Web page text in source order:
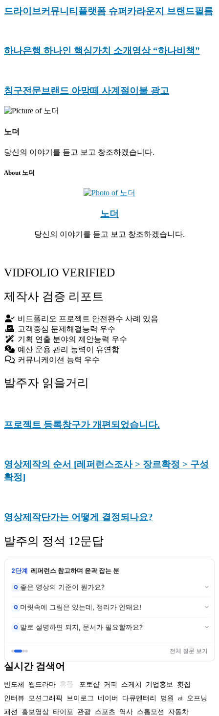
드라이브커뮤니티플랫폼 슈퍼카라운지 브랜드필름
하나은행 하나인 핵심가치 소개영상 “하나비책”
침구전문브랜드 아망떼 사계절이불 광고
노더
당신의 이야기를 듣고 보고 창조하겠습니다.
About 노더
노더
당신의 이야기를 듣고 보고 창조하겠습니다.
VIDFOLIO VERIFIED
제작사 검증 리포트
비드폴리오 프로젝트 안전완수 사례 있음
고객중심 문제해결능력 우수
기획 연출 분야의 제안능력 우수
예산 운용 관리 능력이 유연함
커뮤니케이션 능력 우수
발주자 읽을거리
프로젝트 등록창구가 개편되었습니다.
영상제작의 순서 [레퍼런스조사 > 장르확정 > 구성
확정]
영상제작단가는 어떻게 결정되나요?
발주의 정석 12문답
3단계 기획이 뚜렷해진 분
Q 레퍼런스는 어떻게 찾고 정리하죠?
Q 영상 구성안, 뭘 어떻게 쓰는 건가요?
Q 제작사에 뭘 넘겨줘야 하나요?
전체 질문 보기
실시간 검색어
반도체 웹드라마 휴롬 포토샵 커피 스케치 기업홍보
횟집
인터뷰
모션그래픽 브이로그 네이버 다큐멘터리 병원 ai
오프닝
패션
홍보영상 타이포 관광 스포츠 역사 스톱모션
자동차